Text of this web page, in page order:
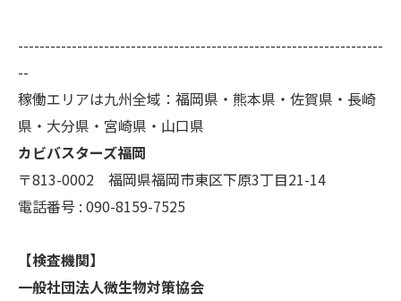
--------------------------------------------------------------------
--
稼働エリアは九州全域：福岡県・熊本県・佐賀県・長崎
県・大分県・宮崎県・山口県
カビバスターズ福岡
〒813-0002 福岡県福岡市東区下原3丁目21-14
電話番号 : 090-8159-7525
【検査機関】
一般社団法人微生物対策協会